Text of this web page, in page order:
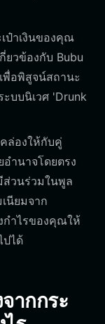
ป๋าเงินของคุณ
วข้องกับ Bubu
พื่อพิสูจน์สถานะ
บบนิเวศ 'Drunk
ล่องให้กับคู่
ำนาจโดยตรง
ส่วนร่วมในพูล
นียมจาก
กำไรของคุณให้
ปได้
ากกระ